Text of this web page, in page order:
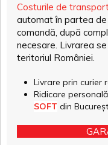
Costurile de
automat în partea
comandă, după
necesare. Livrarea
teritoriul României.
Livrare prin curier
Ridicare
SOFT din